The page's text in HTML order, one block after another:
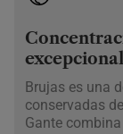
excepcional
Brujas es una
conservadas
Gante